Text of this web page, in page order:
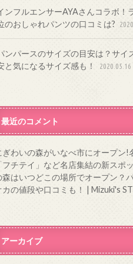
ンフルエンサーAYAさんコラボ！
のおしゃれパンツの口コミは?
ンパースのサイズの目安は？サイ
と気になるサイズ感も！
2020.05.16
最近のコメント
ぎわいの森がいなべ市にオープン!
フチテイ」など名店集結の新スポ
森はいつどこの場所でオープン？
カの値段や口コミも！ | Mizuki's
アーカイブ